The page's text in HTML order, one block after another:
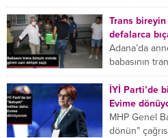
bıçaklanan
istemiyorum”
yaşındaki
Trans bireyin
defalarca
Adana’da
babasının
cani,
bıçaklayarak
İYİ Parti’de
Evime
MHP Genel
dönün”